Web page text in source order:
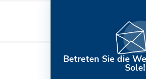
für Kinder und Erwachsene, aber auch
Betreten Sie die
Sole!